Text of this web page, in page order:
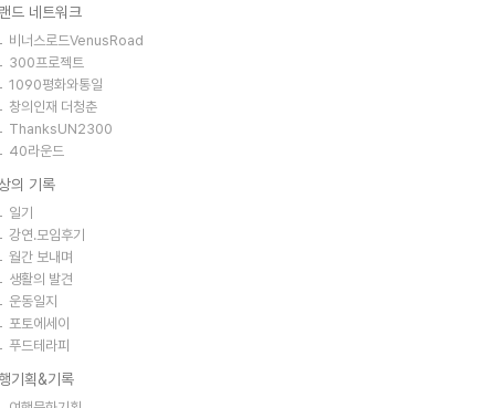
드 네트워크
비너스로드VenusRoad
300프로젝트
1090평화와통일
창의인재 더청춘
ThanksUN2300
40라운드
의 기록
일기
강연.모임후기
월간 보내며
생활의 발견
운동일지
포토에세이
푸드테라피
기획&기록